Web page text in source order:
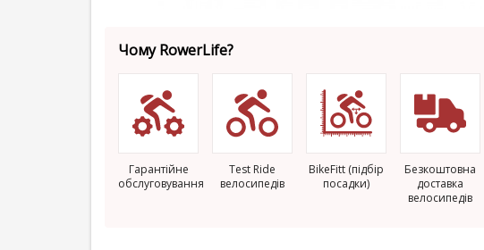
Чому RowerLife?
Гарантійне
обслуговування
Test Ride
велосипедів
BikeFitt (підбір
посадки)
Безкоштовна
доставка
велосипедів